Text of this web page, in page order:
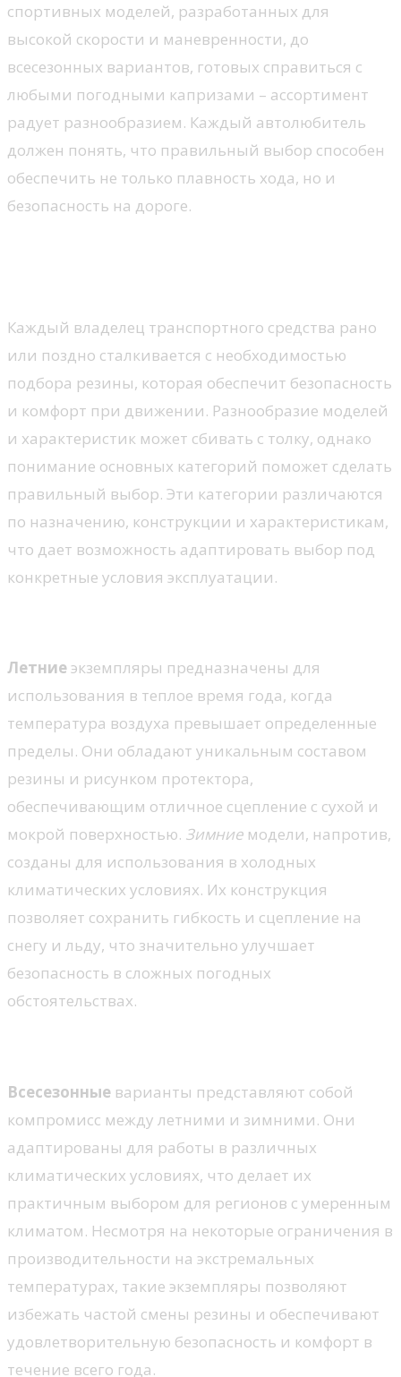
спортивных моделей, разработанных для
высокой скорости и маневренности, до
всесезонных вариантов, готовых справиться с
любыми погодными капризами – ассортимент
радует разнообразием. Каждый автолюбитель
должен понять, что правильный выбор способен
обеспечить не только плавность хода, но и
безопасность на дороге.
Каждый владелец транспортного средства рано
или поздно сталкивается с необходимостью
подбора резины, которая обеспечит безопасность
и комфорт при движении. Разнообразие моделей
и характеристик может сбивать с толку, однако
понимание основных категорий поможет сделать
правильный выбор. Эти категории различаются
по назначению, конструкции и характеристикам,
что дает возможность адаптировать выбор под
конкретные условия эксплуатации.
Летниеэкземпляры предназначены для
использования в теплое время года, когда
температура воздуха превышает определенные
пределы. Они обладают уникальным составом
резины и рисунком протектора,
обеспечивающим отличное сцепление с сухой и
мокрой поверхностью. Зимние модели, напротив,
созданы для использования в холодных
климатических условиях. Их конструкция
позволяет сохранить гибкость и сцепление на
снегу и льду, что значительно улучшает
безопасность в сложных погодных
обстоятельствах.
Всесезонные варианты представляют собой
компромисс между летними и зимними. Они
адаптированы для работы в различных
климатических условиях, что делает их
практичным выбором для регионов с умеренным
климатом. Несмотря на некоторые ограничения в
производительности на экстремальных
температурах, такие экземпляры позволяют
избежать частой смены резины и обеспечивают
удовлетворительную безопасность и комфорт в
течение всего года.